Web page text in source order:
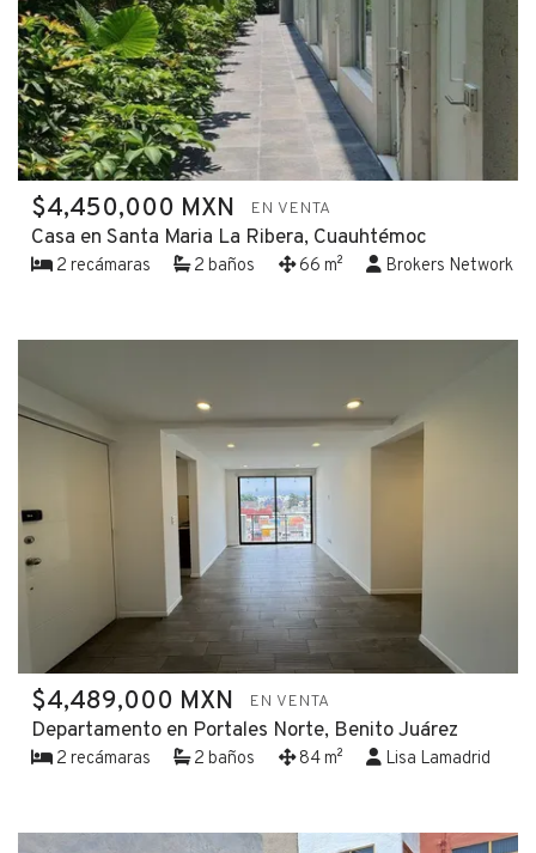
$4,450,000 MXN EN VENTA
Casa en Santa Maria La Ribera, Cuauhtémoc
2 recámaras 2 baños 66 m² Brokers Network
$4,489,000 MXN EN VENTA
Departamento en Portales Norte, Benito Juárez
2 recámaras 2 baños 84 m² Lisa Lamadrid